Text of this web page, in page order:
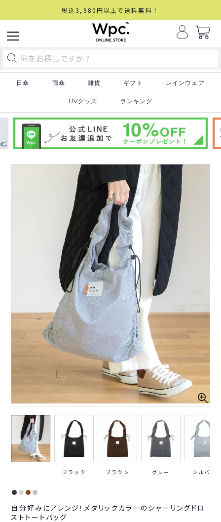
税込3,980円以上で送料無料！
日傘 雨傘 雑貨 ギフト レインウェア
UVグッズ ランキング
ブラック ブラウン グレー シルバー
自分好みにアレンジ！メタリックカラーのシャーリングドロ
ストトートバッグ